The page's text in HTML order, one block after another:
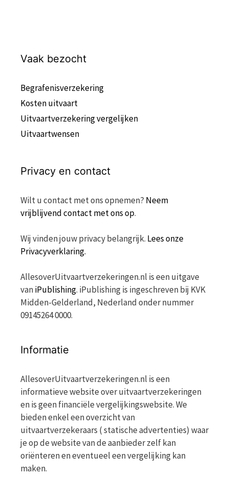
Vaak bezocht
Begrafenisverzekering
Kosten uitvaart
Uitvaartverzekering vergelijken
Uitvaartwensen
Privacy en contact
Wilt u contact met ons opnemen? Neem
vrijblijvend contact met ons op.
Wij vinden jouw privacy belangrijk. Lees onze
Privacyverklaring.
AllesoverUitvaartverzekeringen.nl is een uitgave
vaniPublishing. iPublishing is ingeschreven bij KVK
Midden-Gelderland, Nederland onder nummer
09145264 0000.
Informatie
AllesoverUitvaartverzekeringen.nl is een
informatieve website over uitvaartverzekeringen
en is geen financiële vergelijkingswebsite. We
bieden enkel een overzicht van
uitvaartverzekeraars ( statische advertenties) waar
je op de website van de aanbieder zelf kan
oriënteren en eventueel een vergelijking kan
maken.